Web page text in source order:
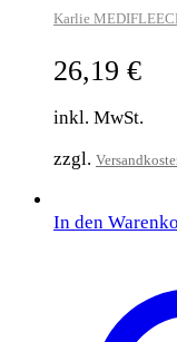
Karlie
26,19 €
inkl. MwSt.
zzgl.
In den